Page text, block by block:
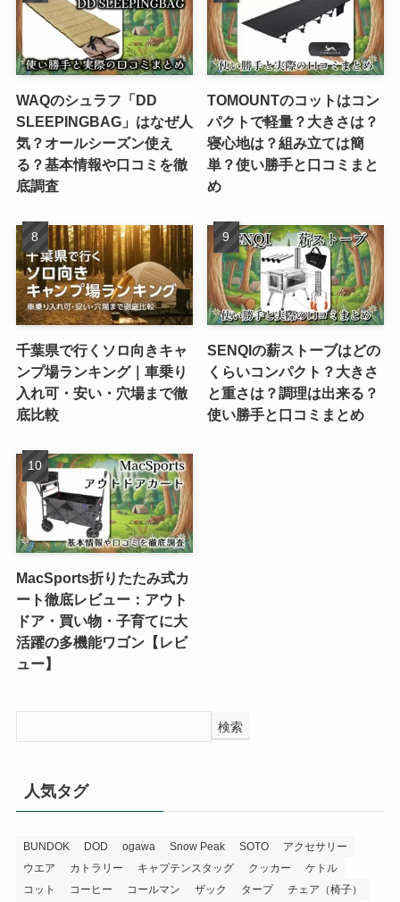
WAQのシュラフ「DD
SLEEPINGBAG」はなぜ人
気？オールシーズン使え
る？基本情報や口コミを徹
底調査
TOMOUNTのコットはコン
パクトで軽量？大きさは？
寝心地は？組み立ては簡
単？使い勝手と口コミまと
め
千葉県で行くソロ向きキャ
ンプ場ランキング｜車乗り
入れ可・安い・穴場まで徹
底比較
SENQIの薪ストーブはどの
くらいコンパクト？大きさ
と重さは？調理は出来る？
使い勝手と口コミまとめ
MacSports折りたたみ式カ
ート徹底レビュー：アウト
ドア・買い物・子育てに大
活躍の多機能ワゴン【レビ
ュー】
検索
人気タグ
BUNDOK DOD ogawa Snow Peak SOTO
アクセサリー
ウエア
カトラリー キャプテンスタッグ クッカー
ケトル
コット
コーヒー コールマン ザック タープ
チェア（椅子）